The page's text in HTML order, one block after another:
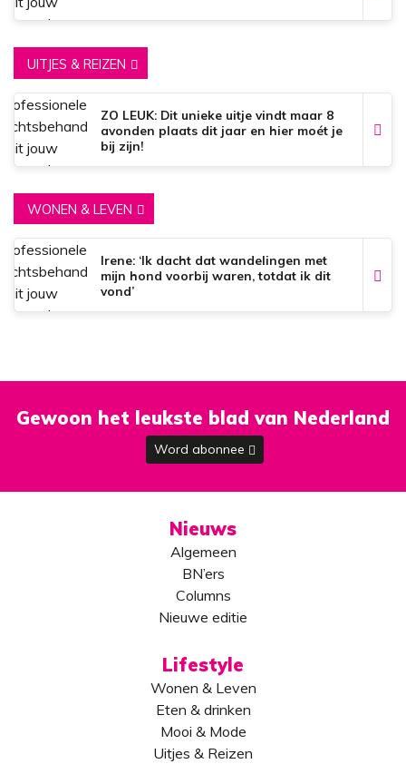
UITJES & REIZEN
ZO LEUK: Dit unieke uitje vindt maar 8
avonden plaats dit jaar en hier moét je
bij zijn!
WONEN & LEVEN
Irene: ‘Ik dacht dat wandelingen met
mijn hond voorbij waren, totdat ik dit
vond’
Gewoon het leukste blad van Nederland
Word abonnee
Nieuws
Algemeen
BN’ers
Columns
Nieuwe editie
Lifestyle
Wonen & Leven
Eten & drinken
Mooi & Mode
Uitjes & Reizen